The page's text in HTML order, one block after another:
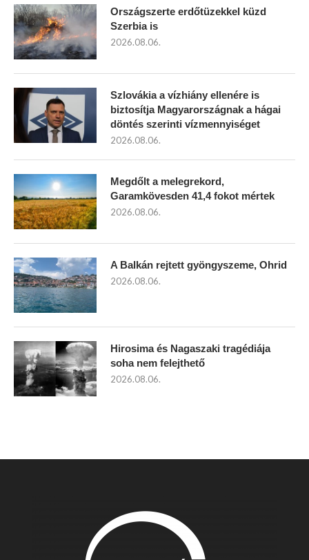
Országszerte erdőtüzekkel küzd
Szerbia is
2026.08.06.
Szlovákia a vízhiány ellenére is
biztosítja Magyarországnak a hágai
döntés szerinti vízmennyiséget
2026.08.06.
Megdőlt a melegrekord,
Garamkövesden 41,4 fokot mértek
2026.08.06.
A Balkán rejtett gyöngyszeme, Ohrid
2026.08.06.
Hirosima és Nagaszaki tragédiája
soha nem felejthető
2026.08.06.